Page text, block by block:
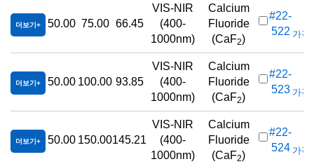
더보기 50.00 75.00 66.45
VIS-NIR
(400-
1000nm)
Calcium
Fluoride
(CaF2)
#22-
522 가격
더보기 50.00 100.00 93.85
VIS-NIR
(400-
1000nm)
Calcium
Fluoride
(CaF2)
#22-
523 가격
더보기 50.00 150.00145.21
VIS-NIR
(400-
1000nm)
Calcium
Fluoride
(CaF2)
#22-
524 가격